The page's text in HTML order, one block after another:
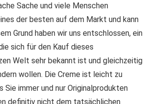
Sache und viele Menschen
der besten auf dem Markt und kann
Grund haben wir uns entschlossen, ein
sich für den Kauf dieses
Welt sehr bekannt ist und gleichzeitig
wollen. Die Creme ist leicht zu
immer und nur Originalprodukten
definitiv nicht dem tatsächlichen